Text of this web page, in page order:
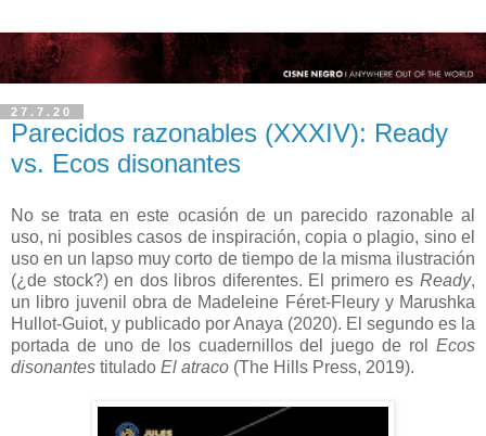
27.7.20
Parecidos razonables (XXXIV): Ready
vs. Ecos disonantes
No se trata en este ocasión de un parecido razonable al
uso, ni posibles casos de inspiración, copia o plagio, sino el
uso en un lapso muy corto de tiempo de la misma ilustración
(¿de stock?) en dos libros diferentes. El primero es Ready,
un libro juvenil obra de Madeleine Féret-Fleury y Marushka
Hullot-Guiot, y publicado por Anaya (2020). El segundo es la
portada de uno de los cuadernillos del juego de rol Ecos
disonantes titulado El atraco (The Hills Press, 2019).